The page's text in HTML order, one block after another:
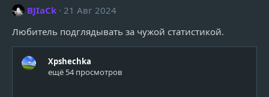
и
:
BJIaCk 21 Авг 2024
Любитель подглядывать за чужой статистикой.
Xpshechka
ещё 54 просмотров